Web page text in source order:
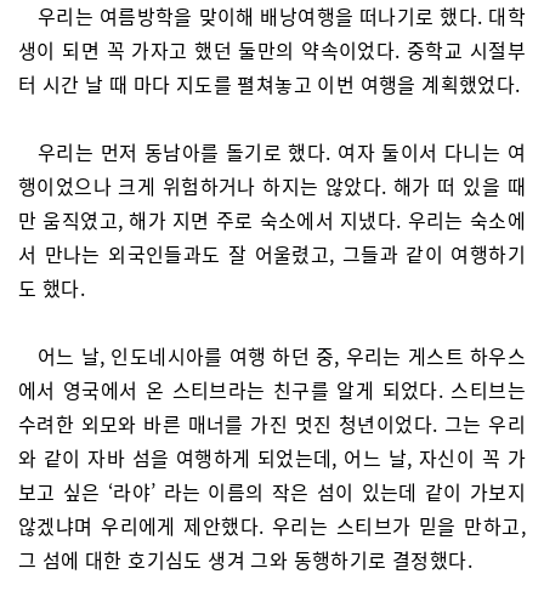
우리는 여름방학을 맞이해 배낭여행을 떠나기로 했다. 대학
생이 되면 꼭 가자고 했던 둘만의 약속이었다. 중학교 시절부
터 시간 날 때 마다 지도를 펼쳐놓고 이번 여행을 계획했었다.
우리는 먼저 동남아를 돌기로 했다. 여자 둘이서 다니는 여
행이었으나 크게 위험하거나 하지는 않았다. 해가 떠 있을 때
만 움직였고, 해가 지면 주로 숙소에서 지냈다. 우리는 숙소에
서 만나는 외국인들과도 잘 어울렸고, 그들과 같이 여행하기
도 했다.
어느 날, 인도네시아를 여행 하던 중, 우리는 게스트 하우스
에서 영국에서 온 스티브라는 친구를 알게 되었다. 스티브는
수려한 외모와 바른 매너를 가진 멋진 청년이었다. 그는 우리
와 같이 자바 섬을 여행하게 되었는데, 어느 날, 자신이 꼭 가
보고 싶은 ‘라야’ 라는 이름의 작은 섬이 있는데 같이 가보지
않겠냐며 우리에게 제안했다. 우리는 스티브가 믿을 만하고,
그 섬에 대한 호기심도 생겨 그와 동행하기로 결정했다.